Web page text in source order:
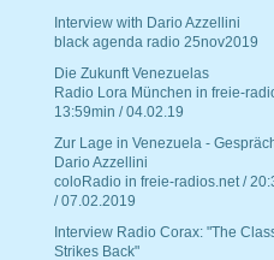
Interview with Dario Azzellini
black agenda radio 25nov2019
Die Zukunft Venezuelas
Radio Lora München in freie-
13:59min / 04.02.19
Zur Lage in Venezuela -
Dario Azzellini
coloRadio in freie-radios.net /
/ 07.02.2019
Interview Radio Corax: "The
Strikes Back"